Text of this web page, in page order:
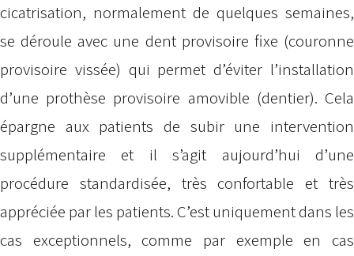
cicatrisation, normalement de quelques semaines,
se déroule avec une dent provisoire fixe (couronne
provisoire vissée) qui permet d’éviter l’installation
d’une prothèse provisoire amovible (dentier). Cela
épargne aux patients de subir une intervention
supplémentaire et il s’agit aujourd’hui d’une
procédure standardisée, très confortable et très
appréciée par les patients. C’est uniquement dans les
cas exceptionnels, comme par exemple en cas